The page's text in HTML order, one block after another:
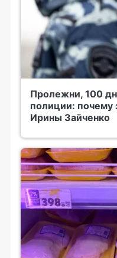
Пролежни, 100
полиции: почему
Ирины Зайченко